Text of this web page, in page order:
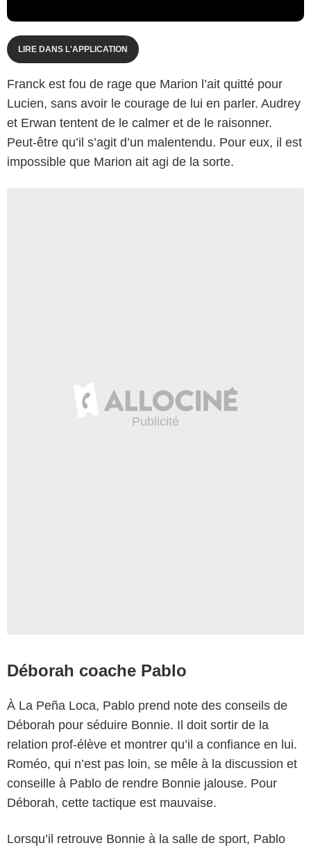
LIRE DANS L'APPLICATION
Franck est fou de rage que Marion l’ait quitté pour
Lucien, sans avoir le courage de lui en parler. Audrey
et Erwan tentent de le calmer et de le raisonner.
Peut-être qu’il s’agit d’un malentendu. Pour eux, il est
impossible que Marion ait agi de la sorte.
Déborah coache Pablo
À La Peña Loca, Pablo prend note des conseils de
Déborah pour séduire Bonnie. Il doit sortir de la
relation prof-élève et montrer qu’il a confiance en lui.
Roméo, qui n’est pas loin, se mêle à la discussion et
conseille à Pablo de rendre Bonnie jalouse. Pour
Déborah, cette tactique est mauvaise.
Lorsqu’il retrouve Bonnie à la salle de sport, Pablo